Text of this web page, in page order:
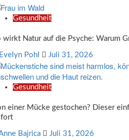
Gesundheit
wirkt Natur auf die Psyche: Warum
Pohl Juli 31, 2026
Gesundheit
einer Mücke gestochen? Dieser
Bajrica Juli 31, 2026